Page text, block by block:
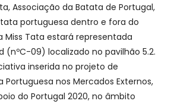
Associação da Batata de Portugal,
portuguesa dentro e fora do
Miss Tata estará representada
(nºC-09) localizado no pavilhão 5.2.
inserida no projeto de
nos Mercados Externos,
do Portugal 2020, no âmbito